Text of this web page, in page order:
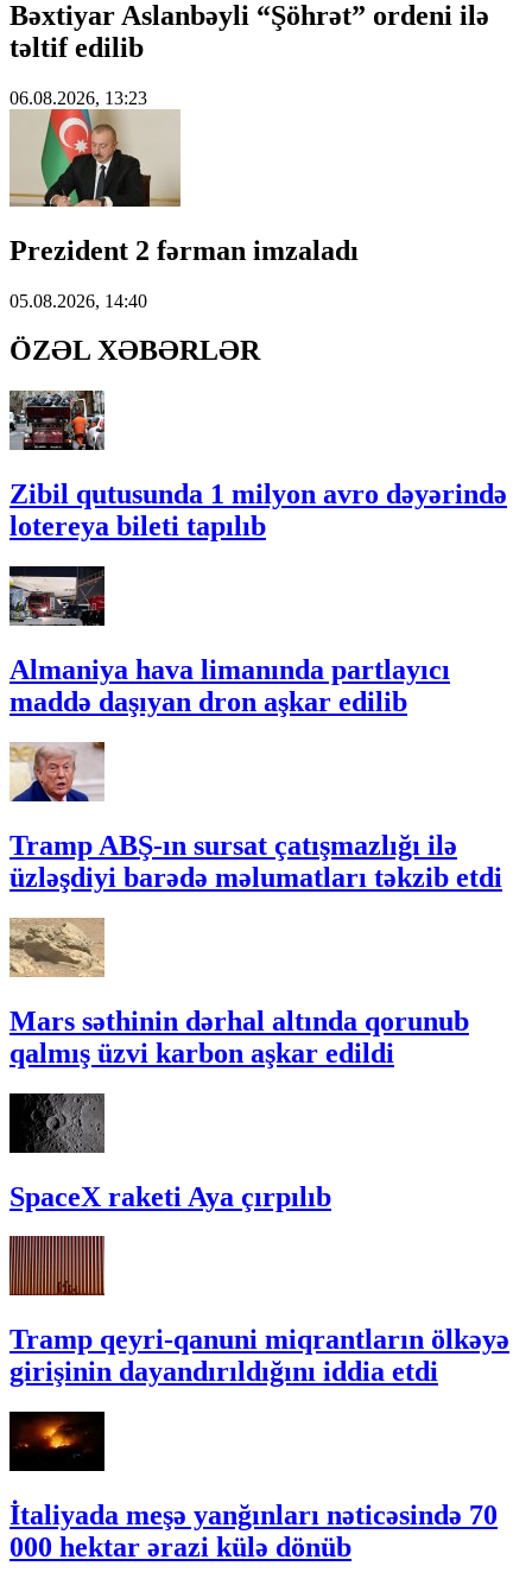
Bəxtiyar Aslanbəyli “Şöhrət” ordeni ilə
təltif edilib
06.08.2026, 13:23
Prezident 2 fərman imzaladı
05.08.2026, 14:40
ÖZƏL XƏBƏRLƏR
Zibil qutusunda 1 milyon avro dəyərində
lotereya bileti tapılıb
Almaniya hava limanında partlayıcı
maddə daşıyan dron aşkar edilib
Tramp ABŞ-ın sursat çatışmazlığı ilə
üzləşdiyi barədə məlumatları təkzib etdi
Mars səthinin dərhal altında qorunub
qalmış üzvi karbon aşkar edildi
SpaceX raketi Aya çırpılıb
Tramp qeyri-qanuni miqrantların ölkəyə
girişinin dayandırıldığını iddia etdi
İtaliyada meşə yanğınları nəticəsində 70
000 hektar ərazi külə dönüb